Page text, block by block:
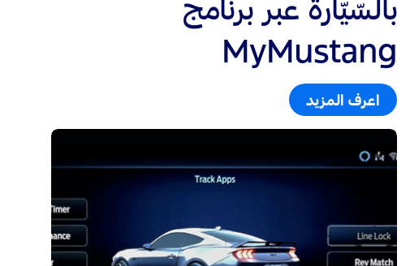
MyMustang
اعرف المزيد